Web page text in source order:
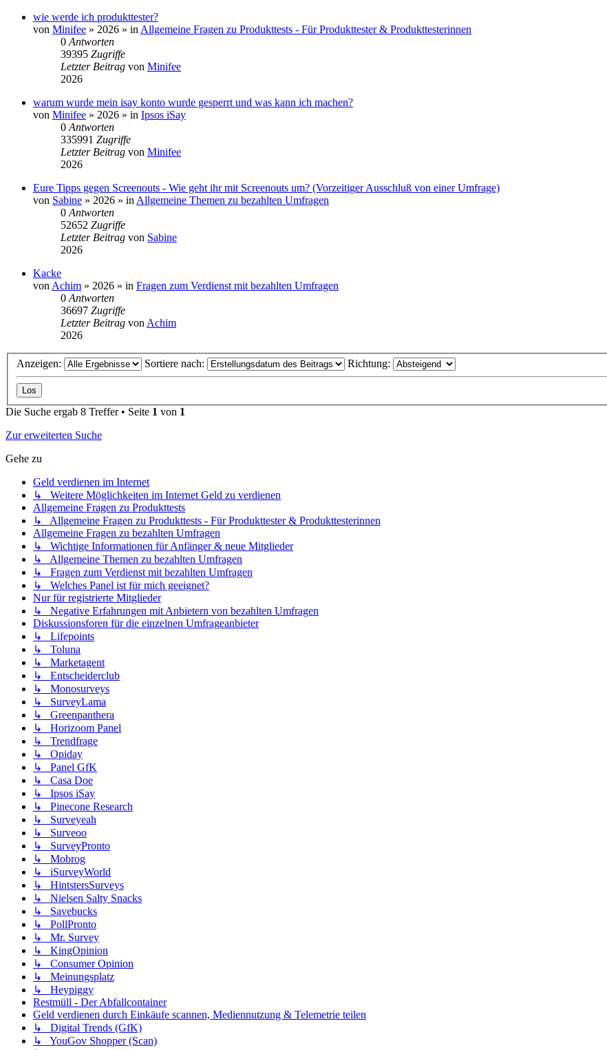
wie werde ich produkttester?
von Minifee » 2026 » in Allgemeine Fragen zu Produkttests - Für Produkttester & Produkttesterinnen
0 Antworten
39395 Zugriffe
Letzter Beitrag von Minifee
2026
warum wurde mein isay konto wurde gesperrt und was kann ich machen?
von Minifee » 2026 » in Ipsos iSay
0 Antworten
335991 Zugriffe
Letzter Beitrag von Minifee
2026
Eure Tipps gegen Screenouts - Wie geht ihr mit Screenouts um? (Vorzeitiger Ausschluß von einer Umfrage)
von Sabine » 2026 » in Allgemeine Themen zu bezahlten Umfragen
0 Antworten
52652 Zugriffe
Letzter Beitrag von Sabine
2026
Kacke
von Achim » 2026 » in Fragen zum Verdienst mit bezahlten Umfragen
0 Antworten
36697 Zugriffe
Letzter Beitrag von Achim
2026
Anzeigen: Sortiere nach: Richtung:
Die Suche ergab 8 Treffer • Seite 1 von 1
Zur erweiterten Suche
Gehe zu
Geld verdienen im Internet
↳ Weitere Möglichkeiten im Internet Geld zu verdienen
Allgemeine Fragen zu Produkttests
↳ Allgemeine Fragen zu Produkttests - Für Produkttester & Produkttesterinnen
Allgemeine Fragen zu bezahlten Umfragen
↳ Wichtige Informationen für Anfänger & neue Mitglieder
↳ Allgemeine Themen zu bezahlten Umfragen
↳ Fragen zum Verdienst mit bezahlten Umfragen
↳ Welches Panel ist für mich geeignet?
Nur für registrierte Mitglieder
↳ Negative Erfahrungen mit Anbietern von bezahlten Umfragen
Diskussionsforen für die einzelnen Umfrageanbieter
↳ Lifepoints
↳ Toluna
↳ Marketagent
↳ Entscheiderclub
↳ Monosurveys
↳ SurveyLama
↳ Greenpanthera
↳ Horizoom Panel
↳ Trendfrage
↳ Opiday
↳ Panel GfK
↳ Casa Doe
↳ Ipsos iSay
↳ Pinecone Research
↳ Surveyeah
↳ Surveoo
↳ SurveyPronto
↳ Mobrog
↳ iSurveyWorld
↳ HintstersSurveys
↳ Nielsen Salty Snacks
↳ Savebucks
↳ PollPronto
↳ Mr. Survey
↳ KingOpinion
↳ Consumer Opinion
↳ Meinungsplatz
↳ Heypiggy
Restmüll - Der Abfallcontainer
Geld verdienen durch Einkäufe scannen, Mediennutzung & Telemetrie teilen
↳ Digital Trends (GfK)
↳ YouGov Shopper (Scan)